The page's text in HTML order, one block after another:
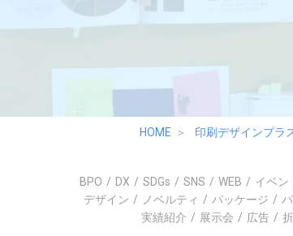
HOME 印刷デザインプラ
BPO DX SDGs SNS WEB イベン
デザイン
ノベルティ パッケージ
実績紹介
展示会 広告